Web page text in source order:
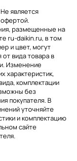
является
размещенные на
ru-daikin.ru, в том
и цвет, могут
от вида товара в
Изменение
характеристик,
комплектации
без
покупателя. В
уточняйте
и комплектацию
сайте